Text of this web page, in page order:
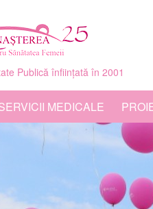
Publică înființată în 2001
MEDICALE